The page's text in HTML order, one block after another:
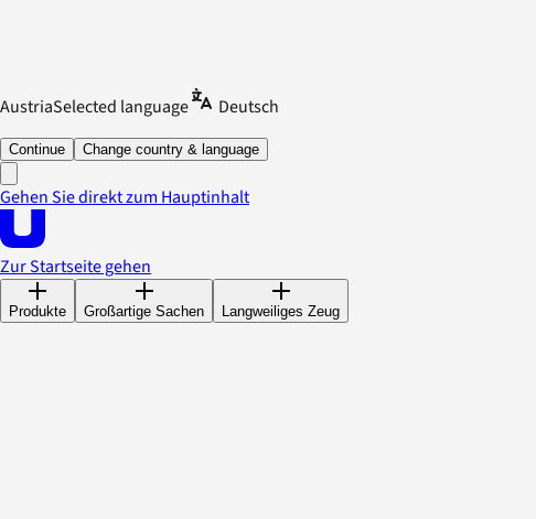
AustriaSelected language Deutsch
Continue Change country & language
Gehen Sie direkt zum Hauptinhalt
Zur Startseite gehen
Produkte Großartige Sachen Langweiliges Zeug